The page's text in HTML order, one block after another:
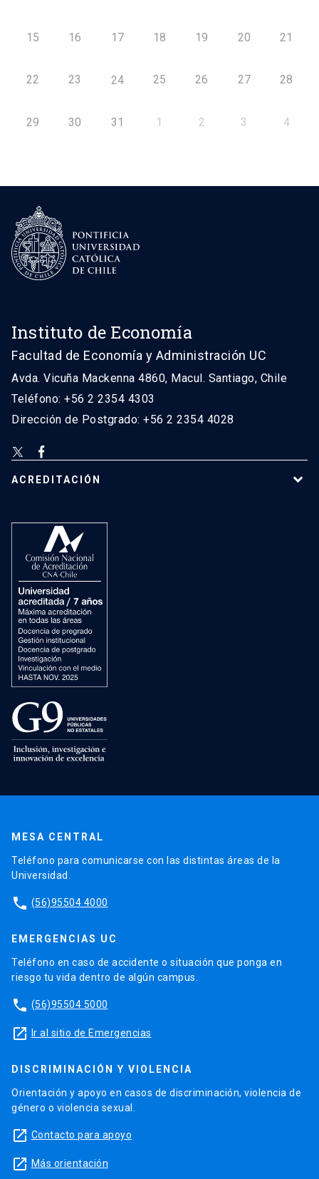
15 16 17 18 19 20 21
22 23 24 25 26 27 28
29 30 31 1 2 3 4
Instituto de Economía
Facultad de Economía y Administración UC
Avda. Vicuña Mackenna 4860, Macul. Santiago, Chile
Teléfono: +56 2 2354 4303
Dirección de Postgrado: +56 2 2354 4028
ACREDITACIÓN
MESA CENTRAL
Teléfono para comunicarse con las distintas áreas de la
Universidad.
phone (56)95504 4000
EMERGENCIAS UC
Teléfono en caso de accidente o situación que ponga en
riesgo tu vida dentro de algún campus.
phone (56)95504 5000
launch Ir al sitio de Emergencias
DISCRIMINACIÓN Y VIOLENCIA
Orientación y apoyo en casos de discriminación, violencia de
género o violencia sexual.
launch Contacto para apoyo
launch Más orientación